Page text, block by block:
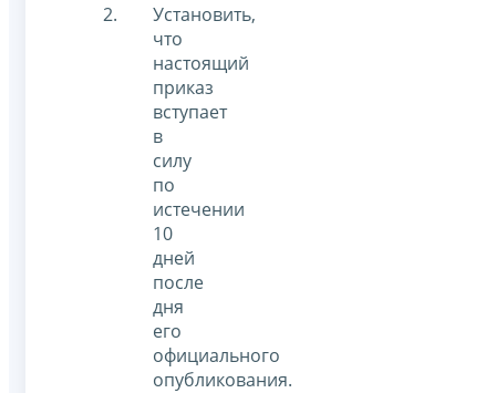
Установить,
что
настоящий
приказ
вступает
в
силу
по
истечении
10
дней
после
дня
его
официального
опубликования.